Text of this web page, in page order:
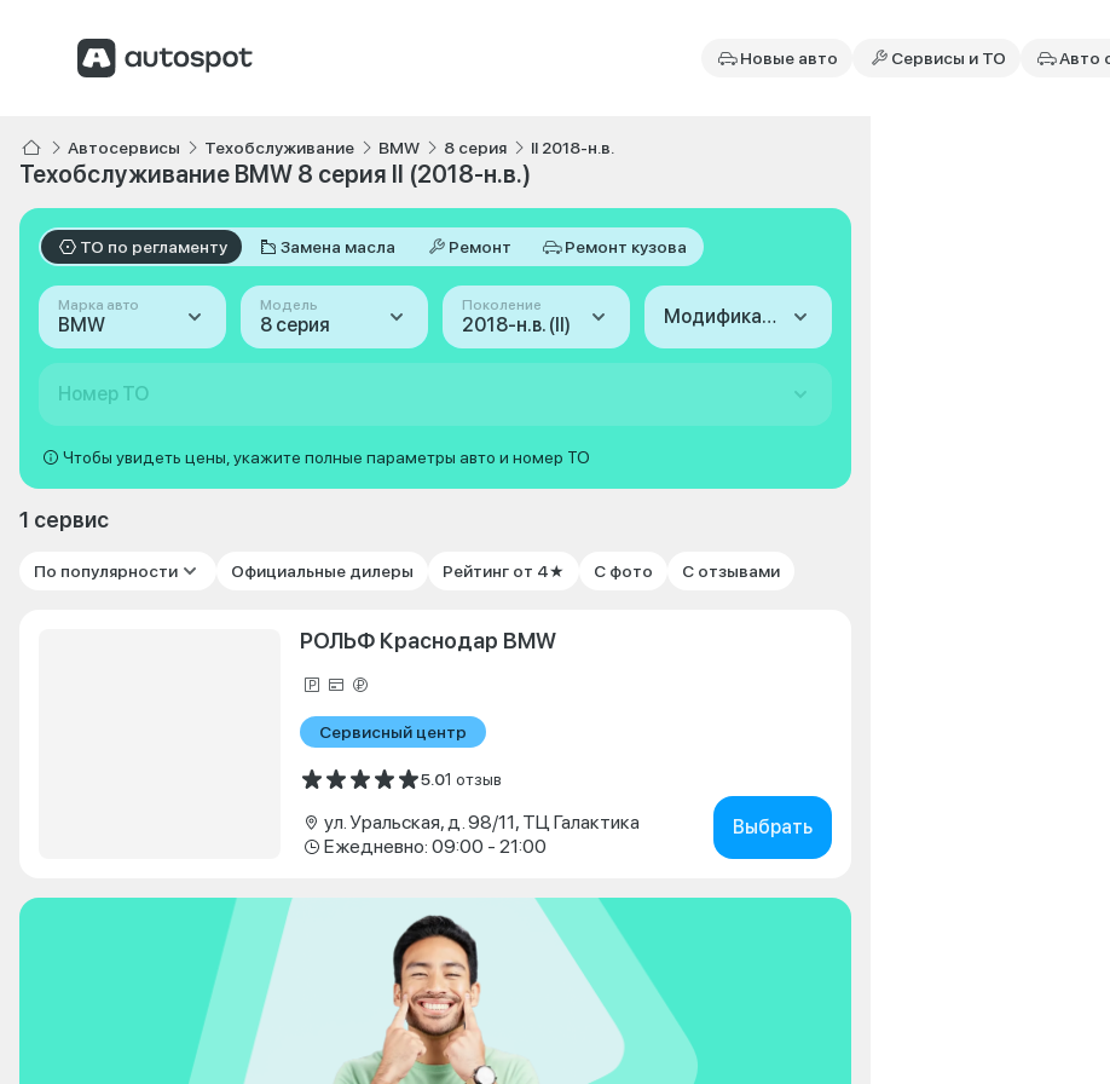
Новые авто Сервисы и ТО Авто
Автосервисы Техобслуживание BMW 8 серия II 2018-н.в.
Техобслуживание BMW 8 серия II (2018-н.в.)
ТО по регламенту Замена масла Ремонт Ремонт кузова
Марка авто
BMW
Модель
8 серия
Поколение
2018-н.в. (II) Модификация
Номер ТО
Чтобы увидеть цены, укажите полные параметры авто и номер ТО
1 сервис
По популярности Официальные дилеры Рейтинг от 4★ С фото С отзывами
РОЛЬФ Краснодар BMW
Сервисный центр
5.01 отзыв
ул. Уральская, д. 98/11, ТЦ Галактика
Ежедневно: 09:00 - 21:00
Выбрать